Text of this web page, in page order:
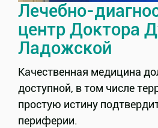
Лечебно-
центр Доктора
Ладожской
Качественная медицина
доступной, в том числе
простую истину
периферии.